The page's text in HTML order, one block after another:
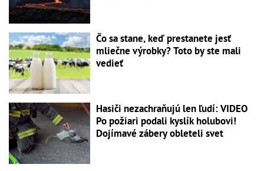
Čo sa stane, keď prestanete jesť
mliečne výrobky? Toto by ste mali
vedieť
Hasiči nezachraňujú len ľudí: VIDEO
Po požiari podali kyslík holubovi!
Dojímavé zábery obleteli svet